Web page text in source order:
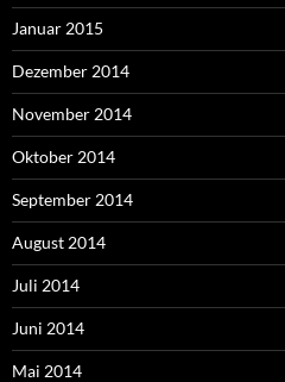
Januar 2015
Dezember 2014
November 2014
Oktober 2014
September 2014
August 2014
Juli 2014
Juni 2014
Mai 2014